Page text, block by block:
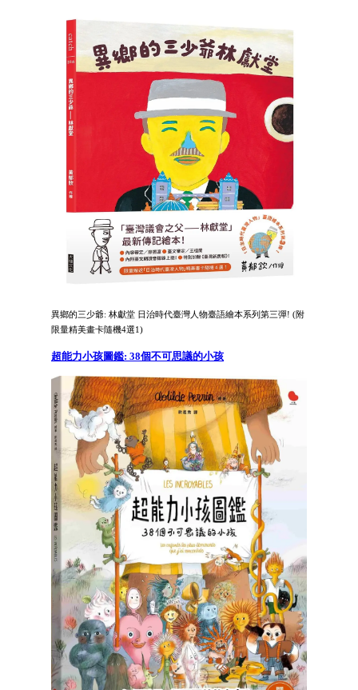
異鄉的三少爺: 林獻堂 日治時代臺灣人物臺語繪本系列第三彈! (附
限量精美畫卡隨機4選1)
超能力小孩圖鑑: 38個不可思議的小孩